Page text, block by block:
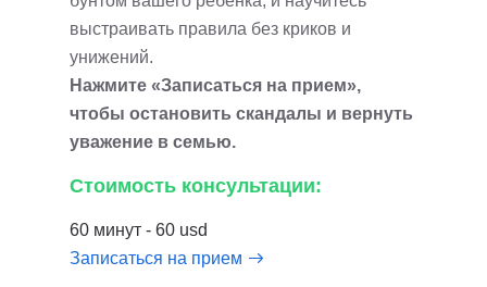
выстраивать правила без криков и
унижений.
Нажмите «Записаться на прием»,
чтобы остановить скандалы и вернуть
уважение в семью.
Стоимость консультации:
60 минут - 60 usd
Записаться на прием